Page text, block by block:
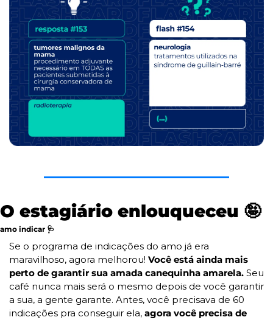
O estagiário enlouqueceu 🤪
amo indicar 🩺
Se o programa de indicações do amo já era
maravilhoso, agora melhorou! Você está ainda mais
perto de garantir sua amada canequinha amarela. Seu
café nunca mais será o mesmo depois de você garantir
a sua, a gente garante. Antes, você precisava de 60
indicações pra conseguir ela, agora você precisa de